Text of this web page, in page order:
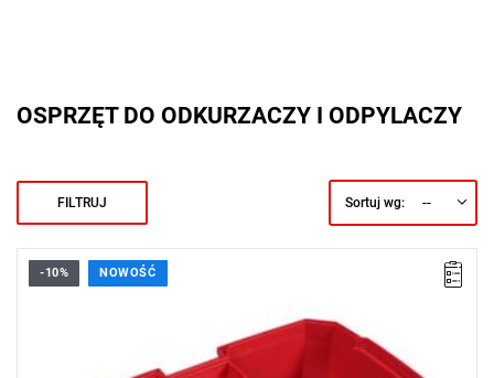
OSPRZĘT DO ODKURZACZY I ODPYLACZY
FILTRUJ Sortuj wg: --
-10% NOWOŚĆ